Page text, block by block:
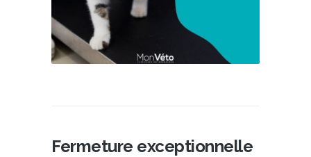
Fermeture exceptionnelle